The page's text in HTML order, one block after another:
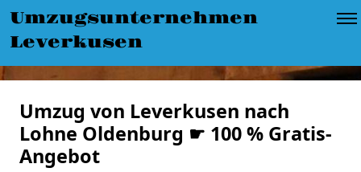
Umzugsunternehmen
Leverkusen
Umzug von Leverkusen nach
Lohne Oldenburg ☛ 100 % Gratis-
Angebot